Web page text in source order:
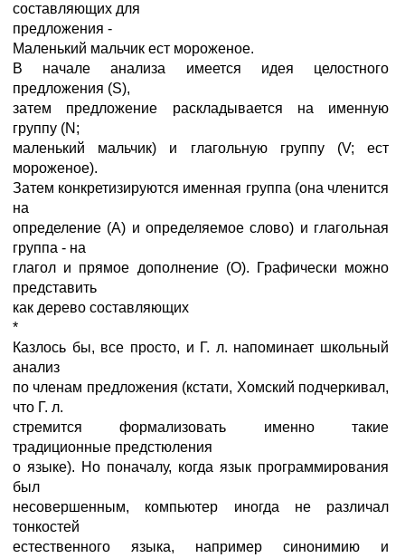
составляющих для
предложения -
Маленький мальчик ест мороженое.
В начале анализа имеется идея целостного
предложения (S),
затем предложение раскладывается на именную
группу (N;
маленький мальчик) и глагольную группу (V; ест
мороженое).
Затем конкретизируются именная группа (она членится
на
определение (А) и определяемое слово) и глагольная
группа - на
глагол и прямое дополнение (O). Графически можно
представить
как дерево составляющих
*
Казлось бы, все просто, и Г. л. напоминает школьный
анализ
по членам предложения (кстати, Хомский подчеркивал,
что Г. л.
стремится формализовать именно такие
традиционные предстюления
о языке). Но поначалу, когда язык программирования
был
несовершенным, компьютер иногда не различал
тонкостей
естественного языка, например синонимию и